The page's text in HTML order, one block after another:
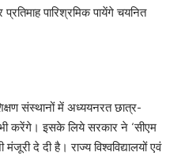
पारिश्रमिक पायेंगे चयनित
संस्थानों में अध्ययनरत छात्र-
करेंगे। इसके लिये सरकार ने ‘सीएम
दे दी है। राज्य विश्वविद्यालयों एवं